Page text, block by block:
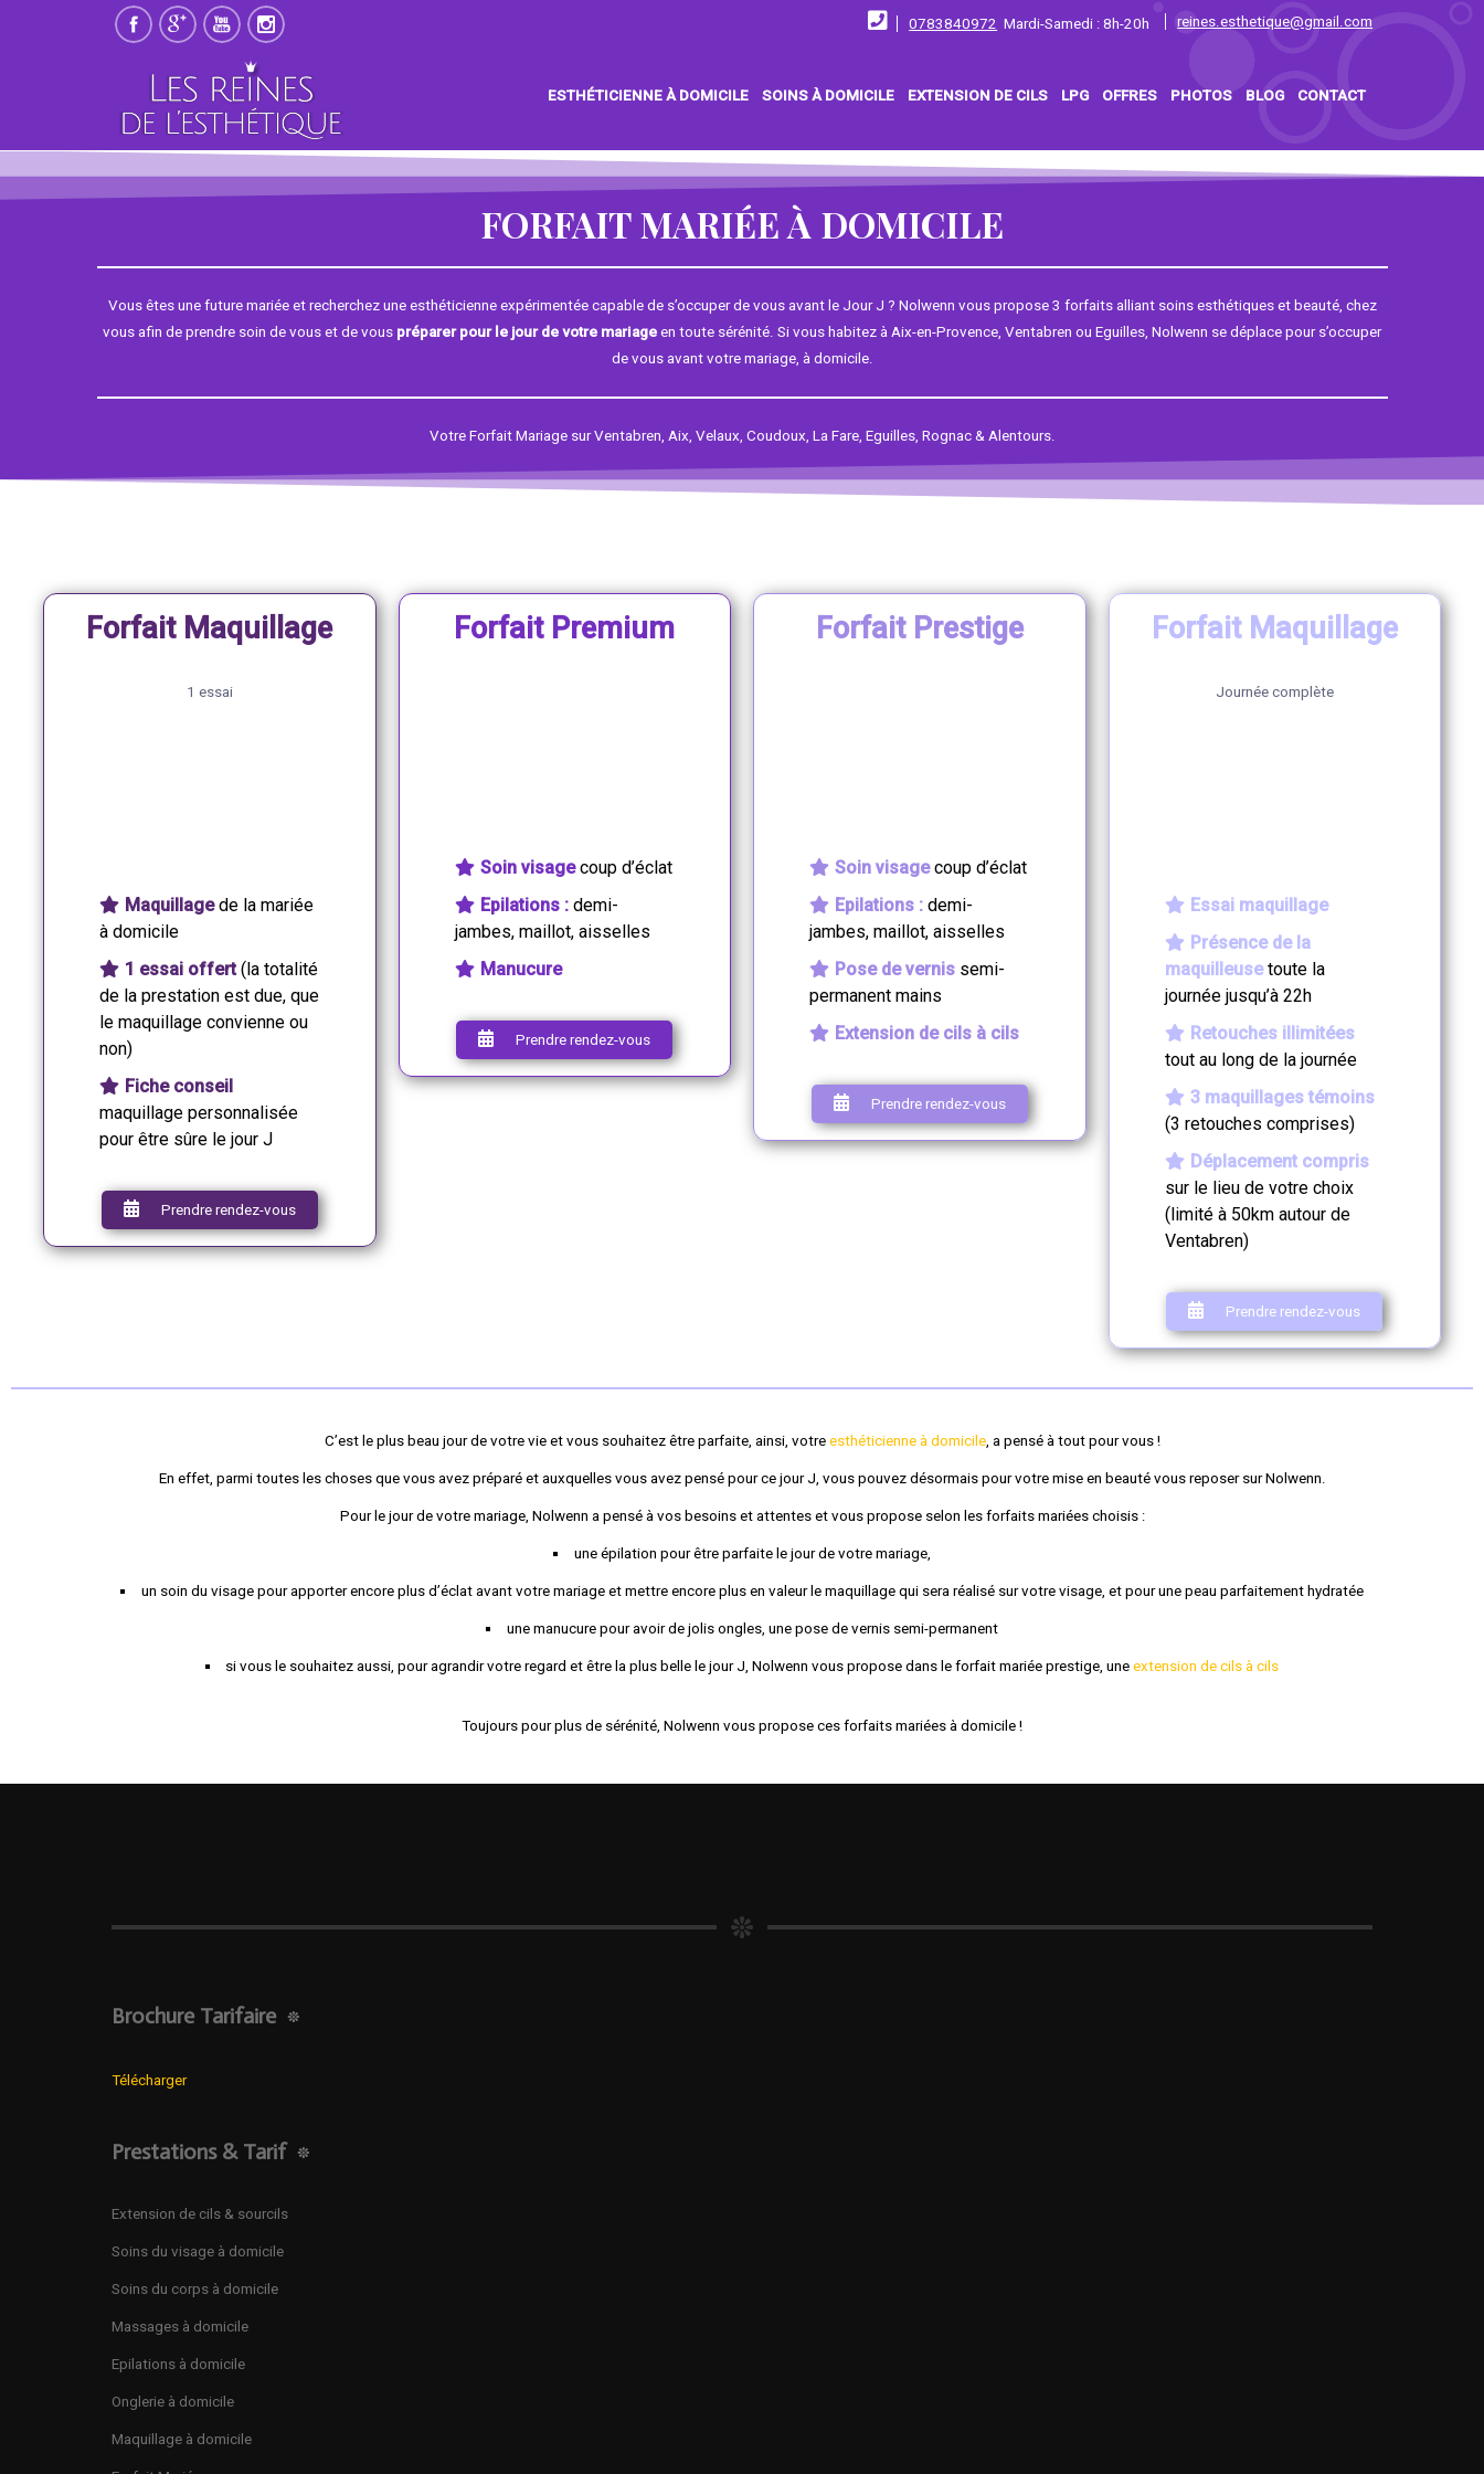
0783840972 Mardi-Samedi : 8h-20h reines.esthetique@gmail.com
ESTHÉTICIENNE À DOMICILE SOINS À DOMICILE EXTENSION DE CILS LPG OFFRES PHOTOS BLOG CONTACT
FORFAIT MARIÉE À DOMICILE
Vous êtes une future mariée et recherchez une esthéticienne expérimentée capable de s’occuper de vous avant le Jour J ? Nolwenn vous propose 3 forfaits alliant soins esthétiques et beauté, chez
vous afin de prendre soin de vous et de vous préparer pour le jour de votre mariage en toute sérénité. Si vous habitez à Aix-en-Provence, Ventabren ou Eguilles, Nolwenn se déplace pour s’occuper
de vous avant votre mariage, à domicile.
Votre Forfait Mariage sur Ventabren, Aix, Velaux, Coudoux, La Fare, Eguilles, Rognac & Alentours.
Forfait Maquillage
1 essai
Maquillagede la mariée
à domicile
1 essai offert (la totalité
de la prestation est due, que
le maquillage convienne ou
non)
Fiche conseil
maquillage personnalisée
pour être sûre le jour J
Prendre rendez-vous
Forfait Premium
Soin visage coup d’éclat
Epilations : demi-
jambes, maillot, aisselles
Manucure
Prendre rendez-vous
Forfait Prestige
Soin visage coup d’éclat
Epilations : demi-
jambes, maillot, aisselles
Pose de vernis semi-
permanent mains
Extension de cils à cils
Prendre rendez-vous
Forfait Maquillage
Journée complète
Essai maquillage
Présence de la
maquilleuse toute la
journée jusqu’à 22h
Retouches illimitées
tout au long de la journée
3 maquillages témoins
(3 retouches comprises)
Déplacement compris
sur le lieu de votre choix
(limité à 50km autour de
Ventabren)
Prendre rendez-vous
C’est le plus beau jour de votre vie et vous souhaitez être parfaite, ainsi, votre esthéticienne à domicile, a pensé à tout pour vous !
En effet, parmi toutes les choses que vous avez préparé et auxquelles vous avez pensé pour ce jour J, vous pouvez désormais pour votre mise en beauté vous reposer sur Nolwenn.
Pour le jour de votre mariage, Nolwenn a pensé à vos besoins et attentes et vous propose selon les forfaits mariées choisis :
une épilation pour être parfaite le jour de votre mariage,
un soin du visage pour apporter encore plus d’éclat avant votre mariage et mettre encore plus en valeur le maquillage qui sera réalisé sur votre visage, et pour une peau parfaitement hydratée
une manucure pour avoir de jolis ongles, une pose de vernis semi-permanent
si vous le souhaitez aussi, pour agrandir votre regard et être la plus belle le jour J, Nolwenn vous propose dans le forfait mariée prestige, uneextension de cils à cils
Toujours pour plus de sérénité, Nolwenn vous propose ces forfaits mariées à domicile !
Brochure Tarifaire
Télécharger
Prestations & Tarif
Extension de cils & sourcils
Soins du visage à domicile
Soins du corps à domicile
Massages à domicile
Epilations à domicile
Onglerie à domicile
Maquillage à domicile